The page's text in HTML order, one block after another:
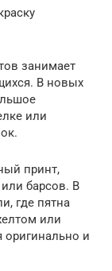
занимает
В новых
или
принт,
барсов. В
где пятна
или
и